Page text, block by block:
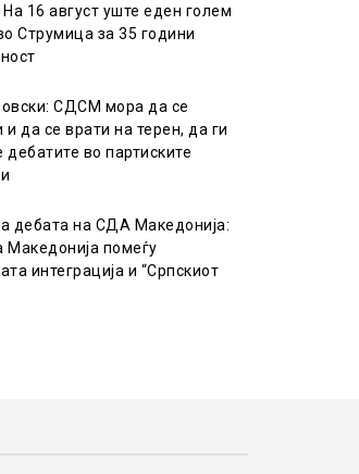
16 август уште еден голем
Струмица за 35 години
СДСМ мора да се
и да се врати на терен, да ги
дебатите во партиските
дебата на СДА Македонија:
Македонија помеѓу
интеграција и “Српскиот